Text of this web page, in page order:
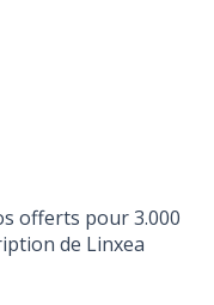
offerts pour 3.000
de Linxea